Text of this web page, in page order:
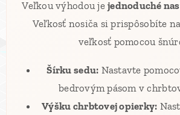
Veľkou výhodou jejednoduché
Veľkosť nosiča si prispôsobíte
veľkosť pomocou
Šírku sedu: Nastavte
bedrovým pásom v
Výšku chrbtovej opierky: